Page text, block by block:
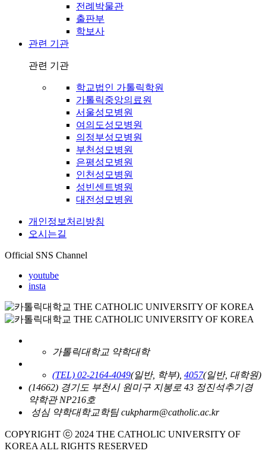
전례박물관
출판부
학보사
관련 기관
관련 기관
학교법인 가톨릭학원
가톨릭중앙의료원
서울성모병원
여의도성모병원
의정부성모병원
부천성모병원
은평성모병원
인천성모병원
성빈센트병원
대전성모병원
개인정보처리방침
오시는길
Official SNS Channel
youtube
insta
가톨릭대학교 약학대학
(TEL) 02-2164-4049(일반, 학부), 4057(일반, 대학원)
(14662) 경기도 부천시 원미구 지봉로 43 정진석추기경
약학관 NP216호
성심 약학대학교학팀 cukpharm@catholic.ac.kr
COPYRIGHT ⓒ 2024 THE CATHOLIC UNIVERSITY OF
KOREA ALL RIGHTS RESERVED